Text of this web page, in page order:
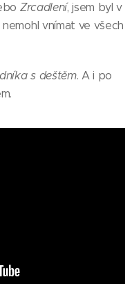
Zrcadlení, jsem byl v
vnímat ve všech
s deštěm. A i po